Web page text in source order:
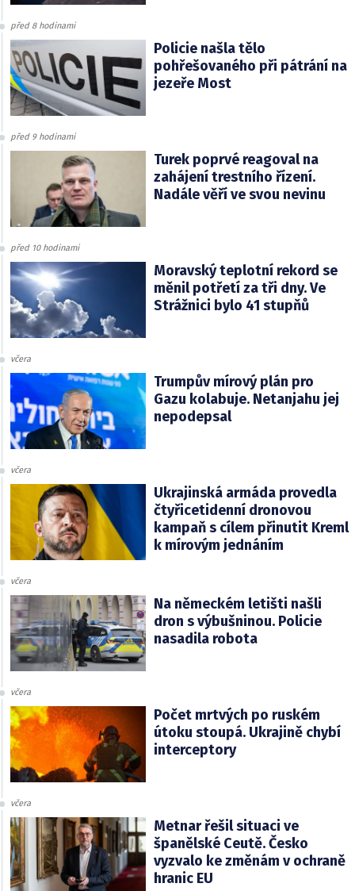
před 8 hodinami
Policie našla tělo
pohřešovaného při pátrání na
jezeře Most
před 9 hodinami
Turek poprvé reagoval na
zahájení trestního řízení.
Nadále věří ve svou nevinu
před 10 hodinami
Moravský teplotní rekord se
měnil potřetí za tři dny. Ve
Strážnici bylo 41 stupňů
včera
Trumpův mírový plán pro
Gazu kolabuje. Netanjahu jej
nepodepsal
včera
Ukrajinská armáda provedla
čtyřicetidenní dronovou
kampaň s cílem přinutit Kreml
k mírovým jednáním
včera
Na německém letišti našli
dron s výbušninou. Policie
nasadila robota
včera
Počet mrtvých po ruském
útoku stoupá. Ukrajině chybí
interceptory
včera
Metnar řešil situaci ve
španělské Ceutě. Česko
vyzvalo ke změnám v ochraně
hranic EU